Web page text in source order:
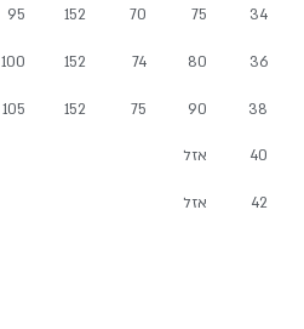
34
75
70
152
95
36
80
74
152
100
38
90
75
152
105
40 אזל
42 אזל